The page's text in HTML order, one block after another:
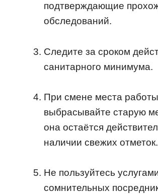
подтверждающие
обследований.
Следите за сроком
санитарного минимума.
При смене места
выбрасывайте старую
она остаётся
наличии свежих отметок.
Не пользуйтесь
сомнительных